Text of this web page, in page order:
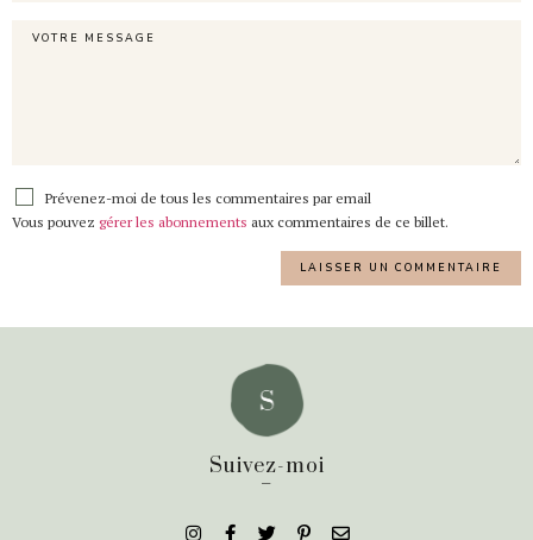
Prévenez-moi de tous les commentaires par email
Vous pouvez gérer les abonnements aux commentaires de ce billet.
Suivez-moi
_